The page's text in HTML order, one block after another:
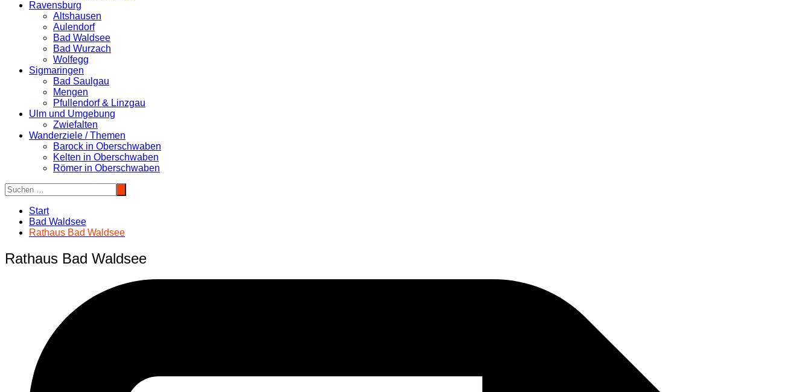
Ravensburg
Altshausen
Aulendorf
Bad Waldsee
Bad Wurzach
Wolfegg
Sigmaringen
Bad Saulgau
Mengen
Pfullendorf & Linzgau
Ulm und Umgebung
Zwiefalten
Wanderziele / Themen
Barock in Oberschwaben
Kelten in Oberschwaben
Römer in Oberschwaben
Start
Bad Waldsee
Rathaus Bad Waldsee
Rathaus Bad Waldsee